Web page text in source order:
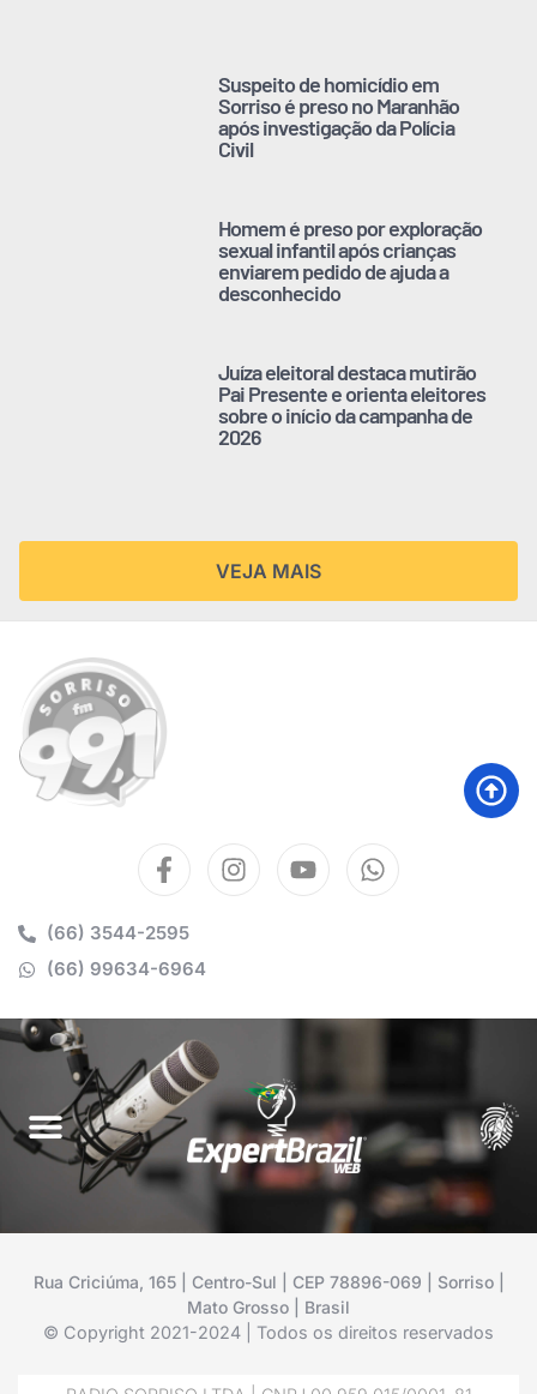
Suspeito de homicídio em
Sorriso é preso no Maranhão
após investigação da Polícia
Civil
Homem é preso por exploração
sexual infantil após crianças
enviarem pedido de ajuda a
desconhecido
Juíza eleitoral destaca mutirão
Pai Presente e orienta eleitores
sobre o início da campanha de
2026
VEJA MAIS
(66) 3544-2595
(66) 99634-6964
Rua Criciúma, 165 | Centro-Sul | CEP 78896-069 | Sorriso |
Mato Grosso | Brasil
© Copyright 2021-2024 | Todos os direitos reservados